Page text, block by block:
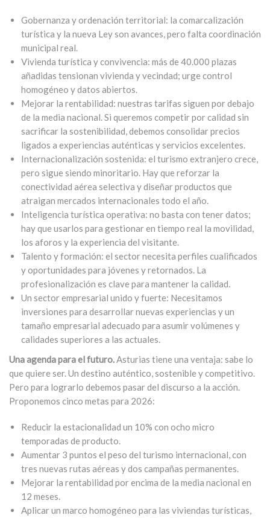
Gobernanza y ordenación territorial: la comarcalización
turística y la nueva Ley son avances, pero falta coordinación
municipal real.
Vivienda turística y convivencia: más de 40.000 plazas
añadidas tensionan vivienda y vecindad; urge control
homogéneo y datos abiertos.
Mejorar la rentabilidad: nuestras tarifas siguen por debajo
de la media nacional. Si queremos competir por calidad sin
sacrificar la sostenibilidad, debemos consolidar precios
ligados a experiencias auténticas y servicios excelentes.
Internacionalización sostenida: el turismo extranjero crece,
pero sigue siendo minoritario. Hay que reforzar la
conectividad aérea selectiva y diseñar productos que
atraigan mercados internacionales todo el año.
Inteligencia turística operativa: no basta con tener datos;
hay que usarlos para gestionar en tiempo real la movilidad,
los aforos y la experiencia del visitante.
Talento y formación: el sector necesita perfiles cualificados
y oportunidades para jóvenes y retornados. La
profesionalización es clave para mantener la calidad.
Un sector empresarial unido y fuerte: Necesitamos
inversiones para desarrollar nuevas experiencias y un
tamaño empresarial adecuado para asumir volúmenes y
calidades superiores a las actuales.
Una agenda para el futuro.Asturias tiene una ventaja: sabe lo
que quiere ser. Un destino auténtico, sostenible y competitivo.
Pero para lograrlo debemos pasar del discurso a la acción.
Proponemos cinco metas para 2026:
Reducir la estacionalidad un 10% con ocho micro
temporadas de producto.
Aumentar 3 puntos el peso del turismo internacional, con
tres nuevas rutas aéreas y dos campañas permanentes.
Mejorar la rentabilidad por encima de la media nacional en
12 meses.
Aplicar un marco homogéneo para las viviendas turísticas,